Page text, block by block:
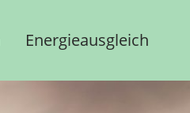
Energieausgleich